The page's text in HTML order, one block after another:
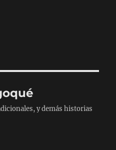
y demás historias